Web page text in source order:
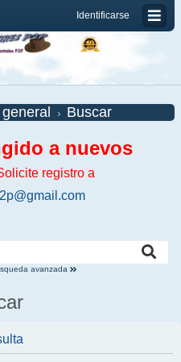
Identificarse
Buscar
a nuevos
registro a
avanzada